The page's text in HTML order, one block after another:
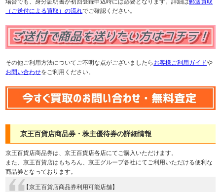
（ご送付による買取）の流れでご確認ください。
その他ご利用方法についてご不明な点がございましたら お客様ご利用ガイドや
お問い合わせをご利用ください。
京王百貨店商品券・株主優待券の詳細情報
京王百貨店商品券は、京王百貨店各店にてご購入いただけます。
また、京王百貨店はもちろん、京王グループ各社にてご利用いただける便利な
商品券となっております。
【京王百貨店商品券利用可能店舗】